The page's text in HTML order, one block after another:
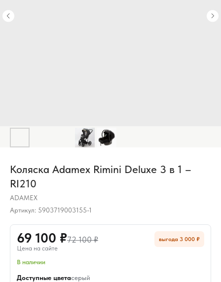
Коляска Adamex Rimini Deluxe 3 в 1 –
RI210
ADAMEX
Артикул: 5903719003155-1
69 100 ₽72 100 ₽
Цена на сайте
выгода 3 000 ₽
В наличии
Доступные цветасерый